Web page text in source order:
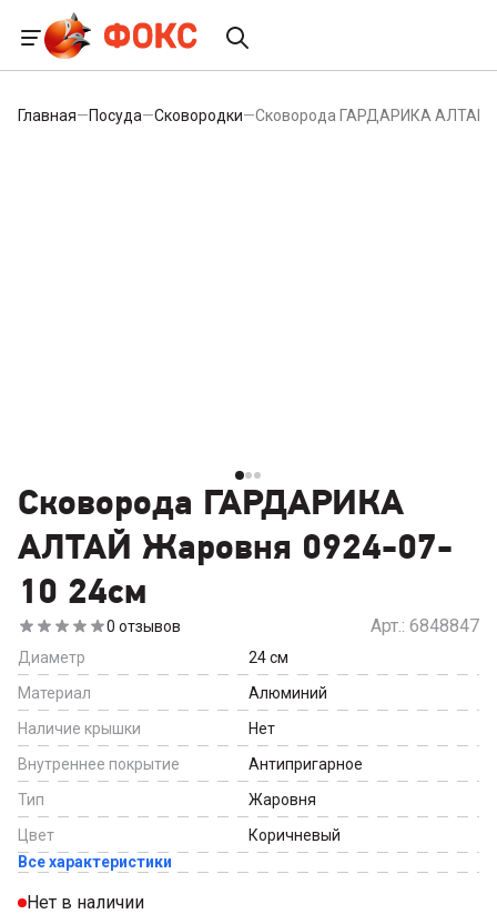
Главная—Посуда—Сковородки—Сковорода ГАРДАРИКА АЛТАЙ
Сковорода ГАРДАРИКА
АЛТАЙ Жаровня 0924-07-
10 24см
0 отзывов Арт.: 6848847
Диаметр 24см
Материал
Алюминий
Наличие крышки
Нет
Внутреннее покрытие
Антипригарное
Тип
Жаровня
Цвет
Коричневый
Все характеристики
Нет в наличии